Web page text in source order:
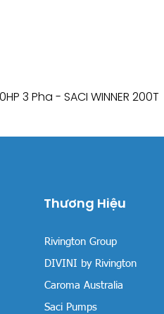
3 Pha - SACI WINNER 200T
Thương Hiệu
Rivington Group
DIVINI by Rivington
Caroma Australia
Saci Pumps